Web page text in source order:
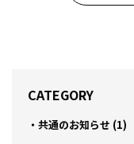
CATEGORY
共通のお知らせ (1)